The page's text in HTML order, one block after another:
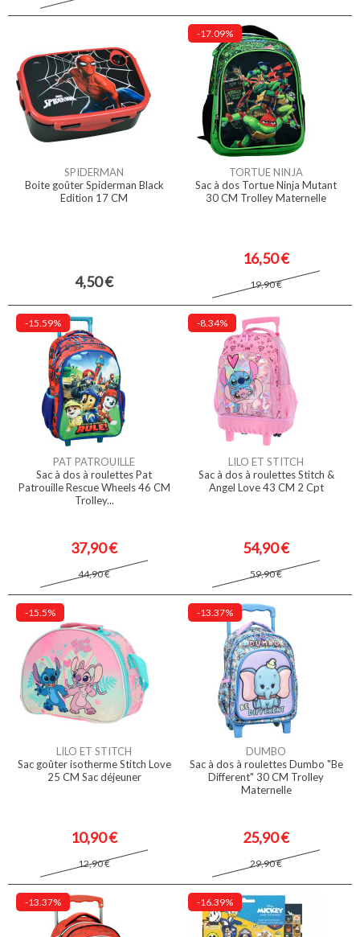
SPIDERMAN
Boite goûter Spiderman Black
Edition 17 CM
4,50 €
-17.09%
TORTUE NINJA
Sac à dos Tortue Ninja Mutant
30 CM Trolley Maternelle
16,50 €
19,90 €
-15.59%
PAT PATROUILLE
Sac à dos à roulettes Pat
Patrouille Rescue Wheels 46 CM
Trolley...
37,90 €
44,90 €
-8.34%
LILO ET STITCH
Sac à dos à roulettes Stitch &
Angel Love 43 CM 2 Cpt
54,90 €
59,90 €
-15.5%
LILO ET STITCH
Sac goûter isotherme Stitch Love
25 CM Sac déjeuner
10,90 €
12,90 €
-13.37%
DUMBO
Sac à dos à roulettes Dumbo "Be
Different" 30 CM Trolley
Maternelle
25,90 €
29,90 €
-13.37% -16.39%